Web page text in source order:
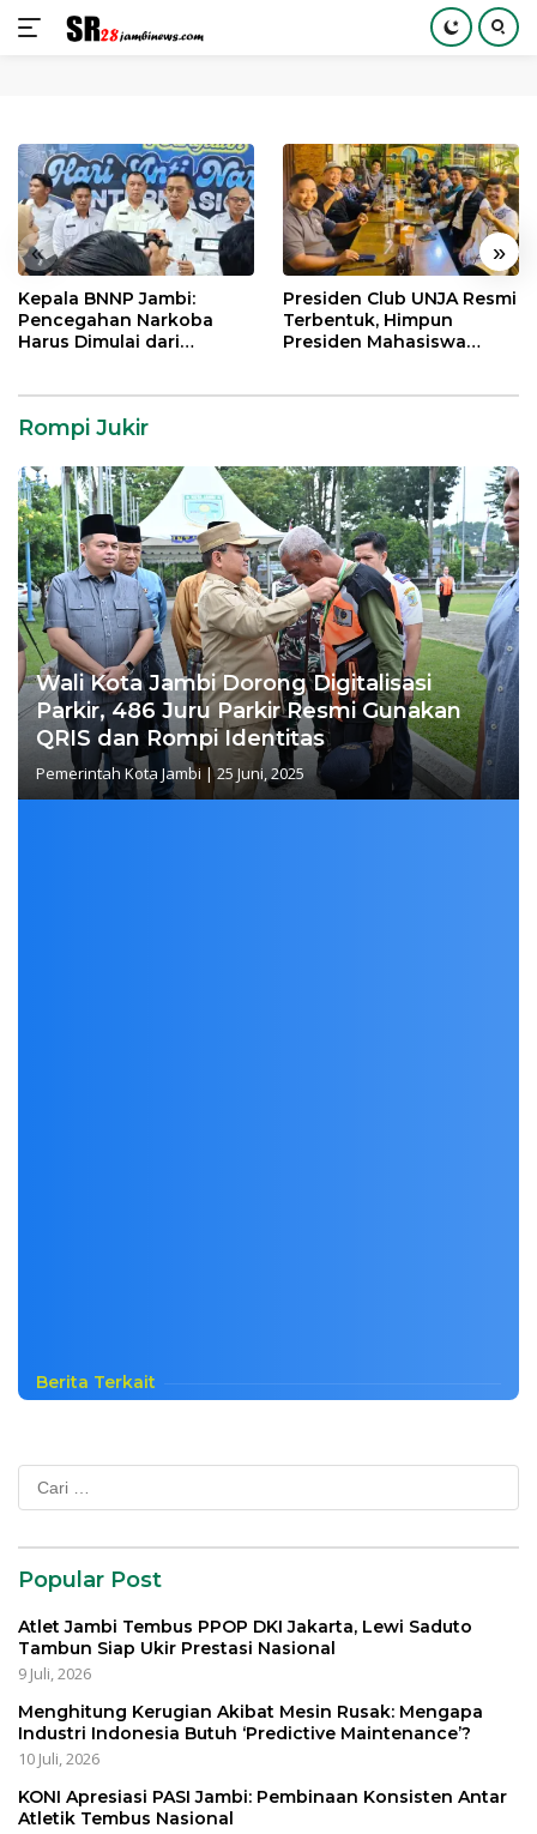
konten
« »
Kepala BNNP Jambi:
Pencegahan Narkoba
Harus Dimulai dari
Presiden Club UNJA Resmi
Terbentuk, Himpun
Presiden Mahasiswa
Rompi Jukir
Wali Kota Jambi Dorong Digitalisasi
Parkir, 486 Juru Parkir Resmi Gunakan
QRIS dan Rompi Identitas
Pemerintah Kota Jambi |25 Juni, 2025
Berita Terkait
Cari
untuk:
Popular Post
Atlet Jambi Tembus PPOP DKI Jakarta, Lewi Saduto
Tambun Siap Ukir Prestasi Nasional
9 Juli, 2026
Menghitung Kerugian Akibat Mesin Rusak: Mengapa
Industri Indonesia Butuh ‘Predictive Maintenance’?
10 Juli, 2026
KONI Apresiasi PASI Jambi: Pembinaan Konsisten Antar
Atletik Tembus Nasional